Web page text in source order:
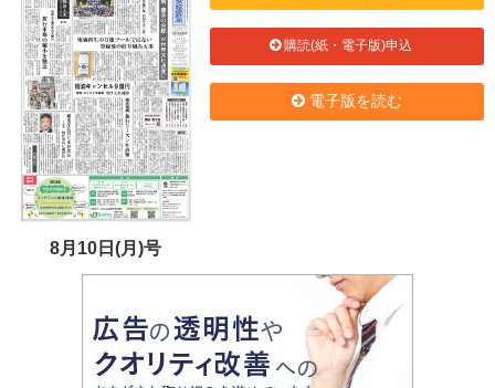
8月10日(月)号
購読(紙・電子版)申込
電子版を読む